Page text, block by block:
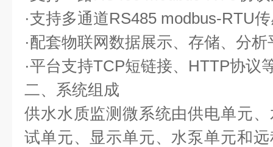
·支持多通道RS485 modbus-RTU
·配套物联网数据展示、存储、分析
·平台支持TCP短链接、HTTP协议
二、系统组成
供水水质监测微系统由供电单元
试单元、显示单元、水泵单元和